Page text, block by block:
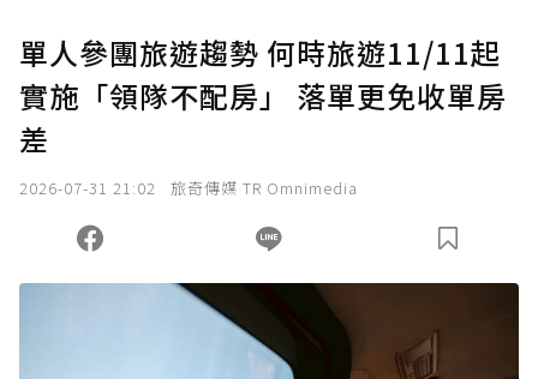
確認送出
您當前剩餘 U 利點數：0點；前往 購買點數
單人參團旅遊趨勢 何時旅遊11/11起
實施「領隊不配房」 落單更免收單房
差
2026-07-31 21:02 旅奇傳媒 TR Omnimedia